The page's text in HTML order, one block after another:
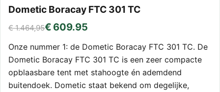
Dometic Boracay FTC 301 TC
€ 1.464,95€ 609.95
Onze nummer 1: de Dometic Boracay FTC 301 TC. De
Dometic Boracay FTC 301 TC is een zeer compacte
opblaasbare tent met stahoogte én ademdend
buitendoek. Dometic staat bekend om degelijke,